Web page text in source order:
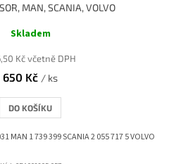
MAN, SCANIA, VOLVO
Skladem
Kč včetně DPH
650 Kč / ks
DO KOŠÍKU
MAN 1 739 399 SCANIA 2 055 717 5 VOLVO